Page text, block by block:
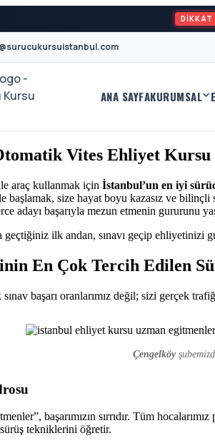
DİKKAT
ANA SAYFAKURUMSAL
Vites Ehliyet
araç kullanmak için İstanbul’un en iyi
başlamak, size hayat boyu kazasız ve bilinçli
adayı başarıyla mezun etmenin gururunu
ilk andan, sınavı geçip ehliyetinizi
En Çok Tercih Edilen
başarı oranlarımız değil; sizi gerçek
Çengelköy
başarımızın sırrıdır. Tüm
tekniklerini öğretir.